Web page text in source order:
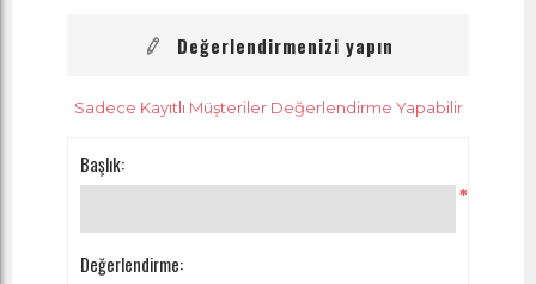
Değerlendirmenizi yapın
Sadece Kayıtlı Müşteriler Değerlendirme Yapabilir
Başlık:
*
Değerlendirme: